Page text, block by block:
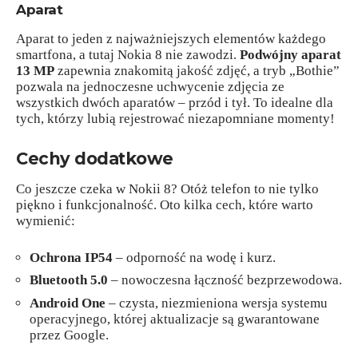
Aparat
Aparat to jeden z najważniejszych elementów każdego
smartfona, a tutaj Nokia 8 nie zawodzi. Podwójny aparat
13 MP zapewnia znakomitą jakość zdjęć, a tryb „Bothie”
pozwala na jednoczesne uchwycenie zdjęcia ze
wszystkich dwóch aparatów – przód i tył. To idealne dla
tych, którzy lubią rejestrować niezapomniane momenty!
Cechy dodatkowe
Co jeszcze czeka w Nokii 8? Otóż telefon to nie tylko
piękno i funkcjonalność. Oto kilka cech, które warto
wymienić:
Ochrona IP54 – odporność na wodę i kurz.
Bluetooth 5.0 – nowoczesna łączność bezprzewodowa.
Android One – czysta, niezmieniona wersja systemu
operacyjnego, której aktualizacje są gwarantowane
przez Google.